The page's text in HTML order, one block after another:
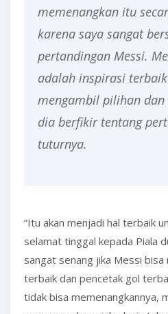
memenangkan itu
karena saya sangat
pertandingan Messi.
adalah inspirasi
mengambil pilihan
dia berfikir tentang
tuturnya.
“Itu akan menjadi hal terbaik
selamat tinggal kepada Piala
sangat senang jika Messi bisa
terbaik dan pencetak gol
tidak bisa memenangkannya,